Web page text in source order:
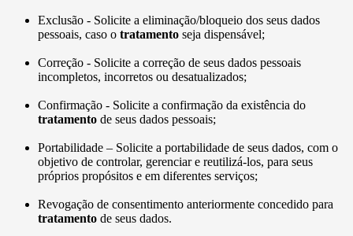
Exclusão - Solicite a eliminação/bloqueio dos seus dados
pessoais, caso o tratamento seja dispensável;
Correção - Solicite a correção de seus dados pessoais
incompletos, incorretos ou desatualizados;
Confirmação - Solicite a confirmação da existência do
tratamento de seus dados pessoais;
Portabilidade – Solicite a portabilidade de seus dados, com o
objetivo de controlar, gerenciar e reutilizá-los, para seus
próprios propósitos e em diferentes serviços;
Revogação de consentimento anteriormente concedido para
tratamento de seus dados.